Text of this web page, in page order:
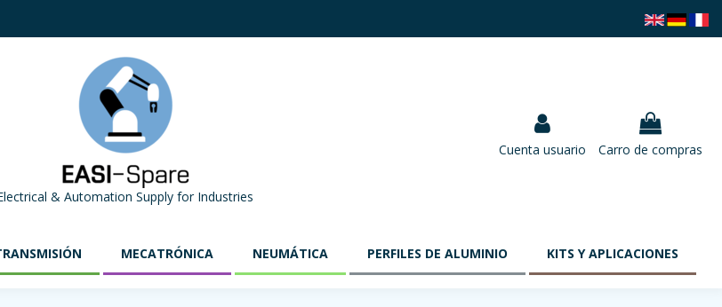
& Automation Supply for Industries
Cuenta usuario Carro de compras
MECATRÓNICA NEUMÁTICA PERFILES DE ALUMINIO KITS Y APLICACIONES